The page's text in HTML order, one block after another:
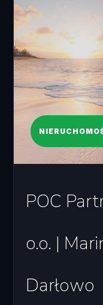
POC
o.o. |
Darłowo